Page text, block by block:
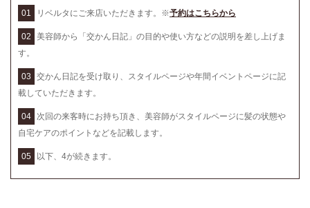
01 リベルタにご来店いただきます。※予約はこちらから
02
美容師から「交かん日記」の目的や使い方などの説明を差し上げま
す。
03
交かん日記を受け取り、スタイルページや年間イベントページに記
載していただきます。
04
次回の来客時にお持ち頂き、美容師がスタイルページに髪の状態や
自宅ケアのポイントなどを記載します。
05 以下、4が続きます。